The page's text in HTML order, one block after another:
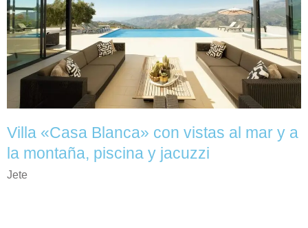
Villa «Casa Blanca» con vistas al mar y a
la montaña, piscina y jacuzzi
Jete